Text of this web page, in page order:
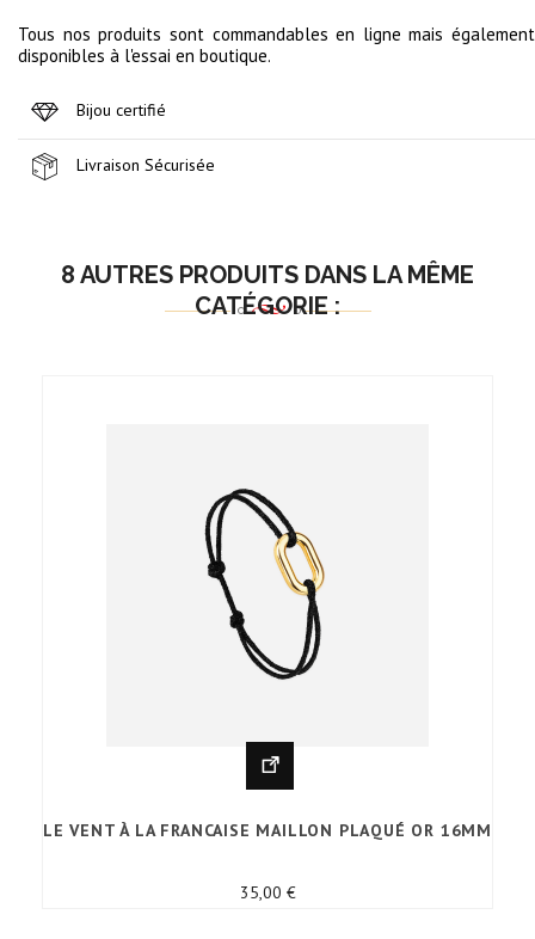
Tous nos produits sont commandables en ligne mais également
disponibles à l'essai en boutique.
Bijou certifié
Livraison Sécurisée
8 AUTRES PRODUITS DANS LA MÊME
CATÉGORIE :
LE VENT À LA FRANCAISE MAILLON PLAQUÉ OR 16MM
35,00 €Prix